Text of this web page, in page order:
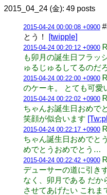
2015_04_24 (金): 49 posts
2015-04-24 00:00:08 +0900
とう！
[twipple]
2015-04-24 00:20:12 +0900
も卯月の誕生日フラッ
ゅるじゅるしてるのだ
2015-04-24 00:22:00 +0900
のケーキ。 とても可愛
2015-04-24 00:22:02 +0900
ちゃんお誕生日おめで
笑顔が似合います
2015-04-24 00:22:17 +0900
ちゃん誕生日おめでと
めでとうおめでとう…
2015-04-24 00:22:42 +0900
デューサーの道に引き
なく、卯月である だか
させてあげたい これま